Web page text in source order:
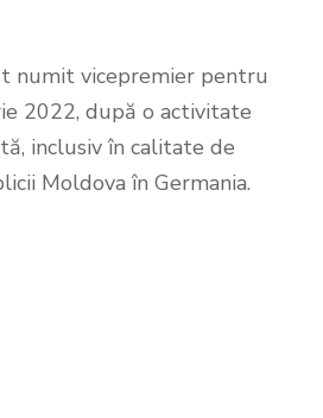
numit vicepremier pentru
2022, după o activitate
inclusiv în calitate de
Moldova în Germania.